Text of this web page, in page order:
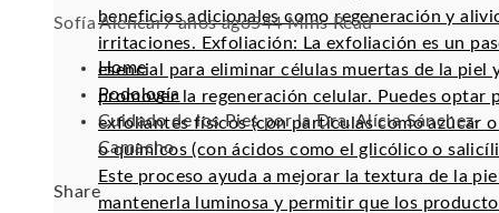
beneficios adicionales como regeneración y
irritaciones. Exfoliación: La exfoliación es un
esencial para eliminar células muertas de la piel
promover la regeneración celular. Puedes optar
exfoliantes físicos (con partículas como azúcar o
o químicos (con ácidos como el glicólico o
Este proceso ayuda a mejorar la textura de la
mantenerla luminosa y permitir que los
Sofía Alencar7 años ago544 Mins Read
Home
Podología
Cuidado de los Pies por la Dra. Alícia Sánchez-
Camacho
Facebook
Twitter
LinkedIn
Pinterest
Stumbleupon
Email
Share